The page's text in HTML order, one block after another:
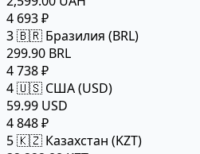
4 693 ₽
3🇧🇷 Бразилия (BRL)
299.90 BRL
4 738 ₽
4🇺🇸 США (USD)
59.99 USD
4 848 ₽
5🇰🇿 Казахстан (KZT)